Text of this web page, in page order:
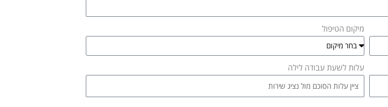
מיקום הטיפול
עלות לשעת עבודה לילה